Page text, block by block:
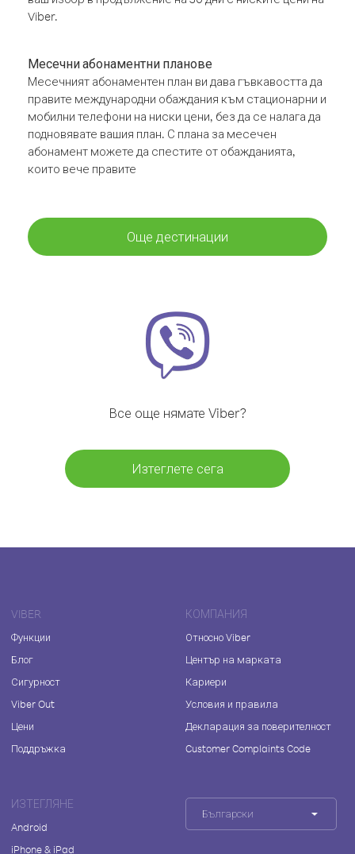
Viber.
Месечни абонаментни планове
Месечният абонаментен план ви дава гъвкавостта да
правите международни обаждания към стационарни и
мобилни телефони на ниски цени, без да се налага да
подновявате вашия план. С плана за месечен
абонамент можете да спестите от обажданията,
които вече правите
Още дестинации
Все още нямате Viber?
Изтеглете сега
VIBER
Функции
Блог
Сигурност
Viber Out
Цени
Поддръжка
КОМПАНИЯ
Относно Viber
Център на марката
Кариери
Условия и правила
Декларация за поверителност
Customer Complaints Code
ИЗТЕГЛЯНЕ
Android
iPhone & iPad
Български